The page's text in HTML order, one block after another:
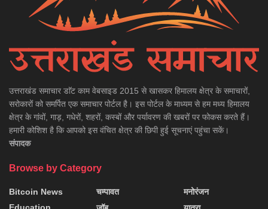
उत्तराखंड समाचार डाॅट काम वेबसाइड 2015 से खासकर हिमालय क्षेत्र के समाचारों,
सरोकारों को समर्पित एक समाचार पोर्टल है। इस पोर्टल के माध्यम से हम मध्य हिमालय
क्षेत्र के गांवों, गाड़, गधेरों, शहरों, कस्बों और पर्यावरण की खबरों पर फोकस करते हैं।
हमारी कोशिश है कि आपको इस वंचित क्षेत्र की छिपी हुई सूचनाएं पहुंचा सकें।
संपादक
Browse by Category
Bitcoin News
चम्पावत
मनोरंजन